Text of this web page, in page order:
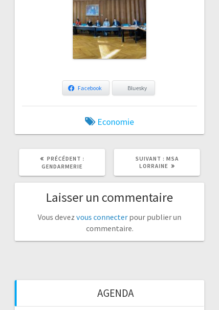
Facebook Bluesky
Economie
PRÉCÉDENT :
ARTICLE
PRÉCÉDENT
GENDARMERIE
SUIVANT :
ARTICLE
MSA
LORRAINE
Laisser un commentaire
Vous devez vous connecter pour publier un
commentaire.
AGENDA